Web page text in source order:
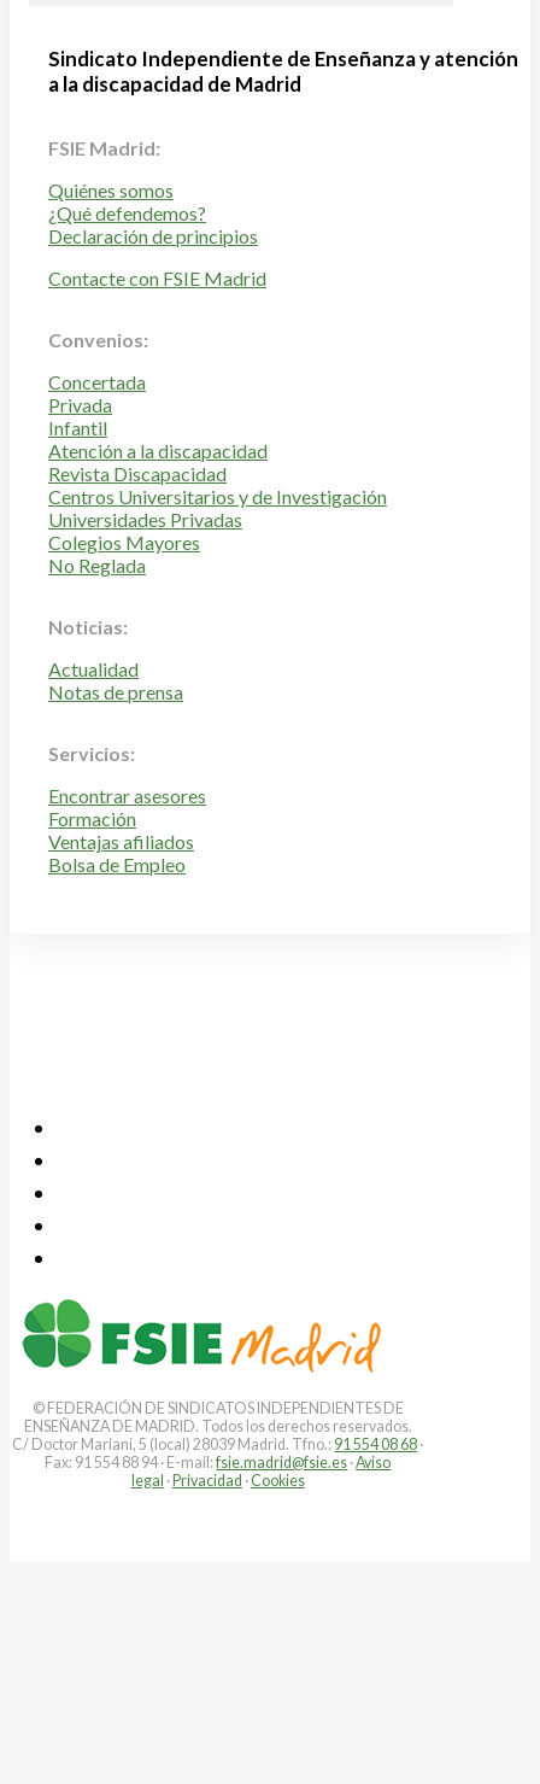
Sindicato Independiente de Enseñanza y atención
a la discapacidad de Madrid
FSIE Madrid:
Quiénes somos
¿Qué defendemos?
Declaración de principios
Contacte con FSIE Madrid
Convenios:
Concertada
Privada
Infantil
Atención a la discapacidad
Revista Discapacidad
Centros Universitarios y de Investigación
Universidades Privadas
Colegios Mayores
No Reglada
Noticias:
Actualidad
Notas de prensa
Servicios:
Encontrar asesores
Formación
Ventajas afiliados
Bolsa de Empleo
© FEDERACIÓN DE SINDICATOS INDEPENDIENTES DE
ENSEÑANZA DE MADRID. Todos los derechos reservados.
C/ Doctor Mariani, 5 (local) 28039 Madrid. Tfno.: 91 554 08 68 ·
Fax: 91 554 88 94 · E-mail:fsie.madrid@fsie.es ·Aviso
legal ·Privacidad · Cookies